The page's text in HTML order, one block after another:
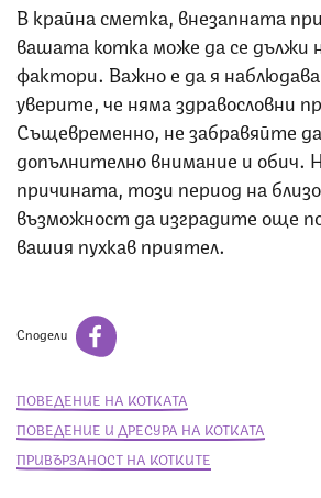
В крайна сметка, внезапната
вашата котка може да се дължи
фактори. Важно е да я
уверите, че няма здравословни
Същевременно, не забравяйте
допълнително внимание и обич.
причината, този период на
възможност да изградите още
вашия пухкав приятел.
Сподели
ПОВЕДЕНИЕ НА КОТКАТА
ПОВЕДЕНИЕ И ДРЕСУРА НА КОТКАТА
ПРИВЪРЗАНОСТ НА КОТКИТЕ